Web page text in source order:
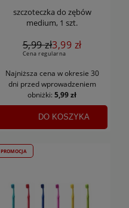
szczoteczka do zębów
medium, 1 szt.
5,99 zł
Cena regularna
3,99 zł
Najniższa cena w okresie 30
dni przed wprowadzeniem
obniżki:5,99 zł
DO KOSZYKA
PROMOCJA